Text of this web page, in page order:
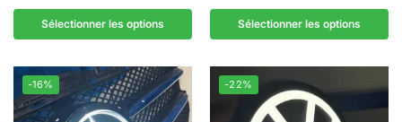
Sélectionner les options Sélectionner les options
-16% -22%